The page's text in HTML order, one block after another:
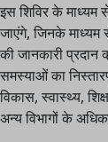
इस शिविर के माध्यम
जाएंगे, जिनके माध्यम
की जानकारी
समस्याओं का
विकास, स्वास्थ्य,
अन्य विभागों के